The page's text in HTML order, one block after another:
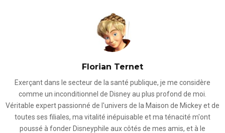
Florian Ternet
Exerçant dans le secteur de la santé publique, je me considère
comme un inconditionnel de Disney au plus profond de moi.
Véritable expert passionné de l'univers de la Maison de Mickey et de
toutes ses filiales, ma vitalité inépuisable et ma ténacité m'ont
poussé à fonder Disneyphile aux côtés de mes amis, et à le